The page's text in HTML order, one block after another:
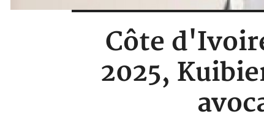
Côte
2025,